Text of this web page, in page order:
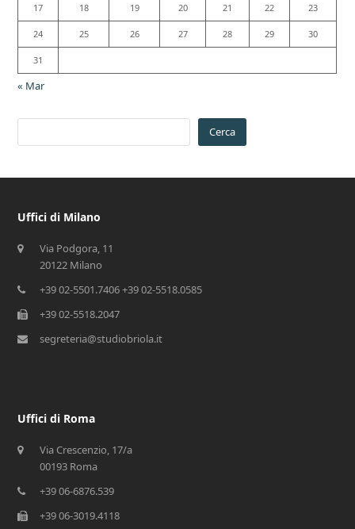
17 18 19 20 21 22 23
24 25 26 27 28 29 30
31
« Mar
Cerca
Uffici di Milano
Via Podgora, 11
20122 Milano
+39 02-5501.7406 +39 02-5518.0585
+39 02-5518.2047
segreteria@studiobriola.it
Uffici di Roma
Via Crescenzio, 17/a
00193 Roma
+39 06-6876.539
+39 06-3019.4118